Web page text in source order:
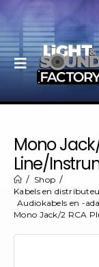
Mono
Line/
Shop
Kabels en
Audiokabels en -
Mono Jack/2 RCA